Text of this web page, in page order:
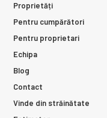
Proprietăți
Pentru cumpărători
Pentru proprietari
Echipa
Blog
Contact
Vinde din străinătate